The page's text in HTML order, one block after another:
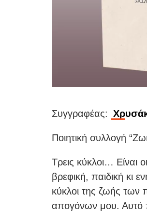
Συγγραφέας:
Ποιητική συλλογή
Τρεις κύκλοι… Είναι
βρεφική, παιδική κι
κύκλοι της ζωής των
απογόνων μου. Αυτό